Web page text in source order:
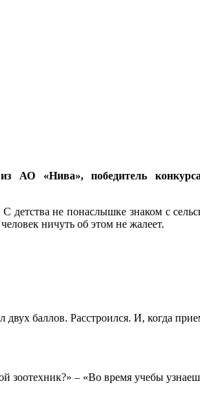
«Нива», победитель
детства не понаслышке знаком с
ничуть об этом не жалеет.
баллов. Расстроился. И, когда
зоотехник?» – «Во время учебы